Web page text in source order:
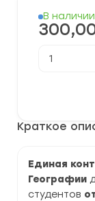
Краткое
Единая
Географии
студентов
В наличии
товара
курс
задания
и
ответы